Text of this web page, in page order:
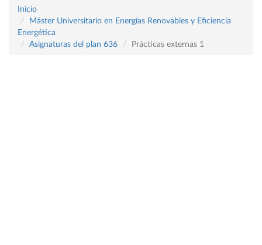
Inicio
Máster Universitario en Energías Renovables y Eficiencia
Energética
Asignaturas del plan 636
Prácticas externas 1